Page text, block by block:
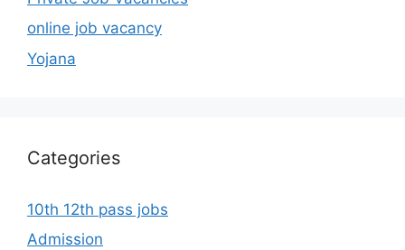
online job vacancy
Yojana
Categories
10th 12th pass jobs
Admission